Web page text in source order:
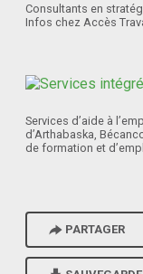
Consultants en
Infos chez Accès
Services d’aide à
d’Arthabaska,
de formation et
PARTAGER